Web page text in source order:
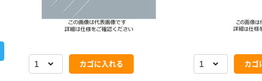
カゴに入れる カゴ